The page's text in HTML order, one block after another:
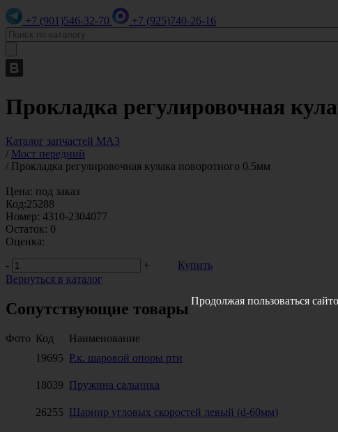
+7 (901)546-32-70 +7 (925)740-26-16
Прокладка регулировочная
Каталог запчастей МАЗ
/ Мост передний
/ Прокладка регулировочная кулака поворотного 0.5мм
Цена: под заказ
Код:25288
Номер: 4310-2304077
Остаток: 0
Оценка:
-
+
Купить
Вернуться в каталог
Сопутствующие товары
Фото Код Наименование
19695 Р.к. шаровой опоры рти
18039 Пружина сальника
26255 Шарнир угловых скоростей левый (d-60мм)
Продолжая пользоваться